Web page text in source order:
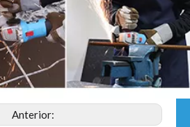
Anterior: